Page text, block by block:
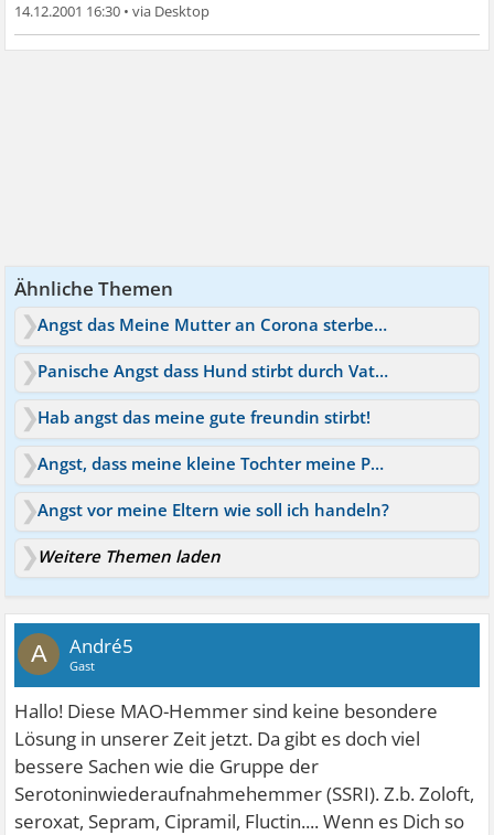
14.12.2001 16:30 •
Ähnliche Themen
Angst das Meine Mutter an Corona sterben könnte
Panische Angst dass Hund stirbt durch Vater ?
Hab angst das meine gute freundin stirbt!
Angst, dass meine kleine Tochter meine Panik mitbekommt
Angst vor meine Eltern wie soll ich handeln?
Weitere Themen laden
A André5
Gast
Hallo! Diese MAO-Hemmer sind keine besondere
Lösung in unserer Zeit jetzt. Da gibt es doch viel
bessere Sachen wie die Gruppe der
Serotoninwiederaufnahmehemmer (SSRI). Z.b. Zoloft,
seroxat, Sepram, Cipramil, Fluctin.... Wenn es Dich so